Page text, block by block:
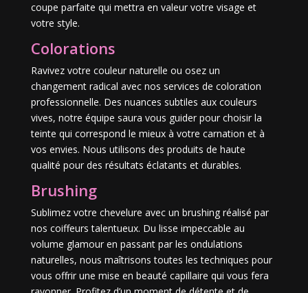
coupe parfaite qui mettra en valeur votre visage et
votre style.
Colorations
Ravivez votre couleur naturelle ou osez un
changement radical avec nos services de coloration
professionnelle. Des nuances subtiles aux couleurs
vives, notre équipe saura vous guider pour choisir la
teinte qui correspond le mieux à votre carnation et à
vos envies. Nous utilisons des produits de haute
qualité pour des résultats éclatants et durables.
Brushing
Sublimez votre chevelure avec un brushing réalisé par
nos coiffeurs talentueux. Du lisse impeccable au
volume glamour en passant par les ondulations
naturelles, nous maîtrisons toutes les techniques pour
vous offrir une mise en beauté capillaire qui vous fera